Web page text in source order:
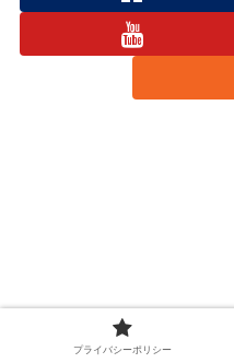
プライバシーポリシー